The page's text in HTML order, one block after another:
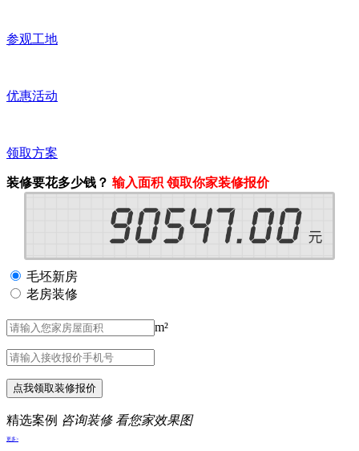
参观工地
优惠活动
领取方案
装修要花多少钱？ 输入面积 领取你家装修报价
毛坯新房
老房装修
m²
点我领取装修报价
精选案例 咨询装修 看您家效果图
更多>